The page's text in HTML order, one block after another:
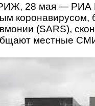
28 мая — РИА
коронавирусом,
(SARS),
местные